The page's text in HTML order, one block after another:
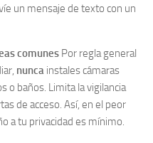
un mensaje de texto con un
comunes Por regla general
nunca instales cámaras
o baños. Limita la vigilancia
de acceso. Así, en el peor
a tu privacidad es mínimo.